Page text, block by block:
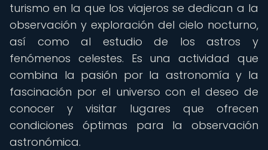
turismo en la que los viajeros se dedican a la
observación y exploración del cielo nocturno,
así como al estudio de los astros y
fenómenos celestes. Es una actividad que
combina la pasión por la astronomía y la
fascinación por el universo con el deseo de
conocer y visitar lugares que ofrecen
condiciones óptimas para la observación
astronómica.